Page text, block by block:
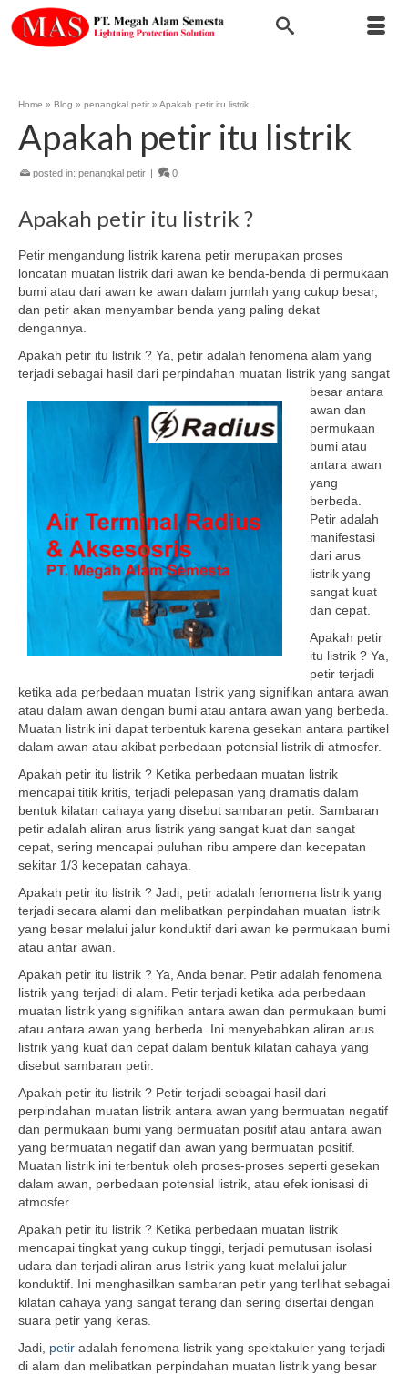
Home » Blog » penangkal petir » Apakah petir itu listrik
Apakah petir itu listrik
posted in: penangkal petir | 0
Apakah petir itu listrik ?
Petir mengandung listrik karena petir merupakan proses
loncatan muatan listrik dari awan ke benda-benda di permukaan
bumi atau dari awan ke awan dalam jumlah yang cukup besar,
dan petir akan menyambar benda yang paling dekat
dengannya.
Apakah petir itu listrik ? Ya, petir adalah fenomena alam yang
terjadi sebagai hasil dari perpindahan muatan listrik yang sangat
besar antara
awan dan
permukaan
bumi atau
antara awan
yang
berbeda.
Petir adalah
manifestasi
dari arus
listrik yang
sangat kuat
dan cepat.
Apakah petir
itu listrik ? Ya,
petir terjadi
ketika ada perbedaan muatan listrik yang signifikan antara awan
atau dalam awan dengan bumi atau antara awan yang berbeda.
Muatan listrik ini dapat terbentuk karena gesekan antara partikel
dalam awan atau akibat perbedaan potensial listrik di atmosfer.
Apakah petir itu listrik ? Ketika perbedaan muatan listrik
mencapai titik kritis, terjadi pelepasan yang dramatis dalam
bentuk kilatan cahaya yang disebut sambaran petir. Sambaran
petir adalah aliran arus listrik yang sangat kuat dan sangat
cepat, sering mencapai puluhan ribu ampere dan kecepatan
sekitar 1/3 kecepatan cahaya.
Apakah petir itu listrik ? Jadi, petir adalah fenomena listrik yang
terjadi secara alami dan melibatkan perpindahan muatan listrik
yang besar melalui jalur konduktif dari awan ke permukaan bumi
atau antar awan.
Apakah petir itu listrik ? Ya, Anda benar. Petir adalah fenomena
listrik yang terjadi di alam. Petir terjadi ketika ada perbedaan
muatan listrik yang signifikan antara awan dan permukaan bumi
atau antara awan yang berbeda. Ini menyebabkan aliran arus
listrik yang kuat dan cepat dalam bentuk kilatan cahaya yang
disebut sambaran petir.
Apakah petir itu listrik ? Petir terjadi sebagai hasil dari
perpindahan muatan listrik antara awan yang bermuatan negatif
dan permukaan bumi yang bermuatan positif atau antara awan
yang bermuatan negatif dan awan yang bermuatan positif.
Muatan listrik ini terbentuk oleh proses-proses seperti gesekan
dalam awan, perbedaan potensial listrik, atau efek ionisasi di
atmosfer.
Apakah petir itu listrik ? Ketika perbedaan muatan listrik
mencapai tingkat yang cukup tinggi, terjadi pemutusan isolasi
udara dan terjadi aliran arus listrik yang kuat melalui jalur
konduktif. Ini menghasilkan sambaran petir yang terlihat sebagai
kilatan cahaya yang sangat terang dan sering disertai dengan
suara petir yang keras.
Jadi, petir adalah fenomena listrik yang spektakuler yang terjadi
di alam dan melibatkan perpindahan muatan listrik yang besar